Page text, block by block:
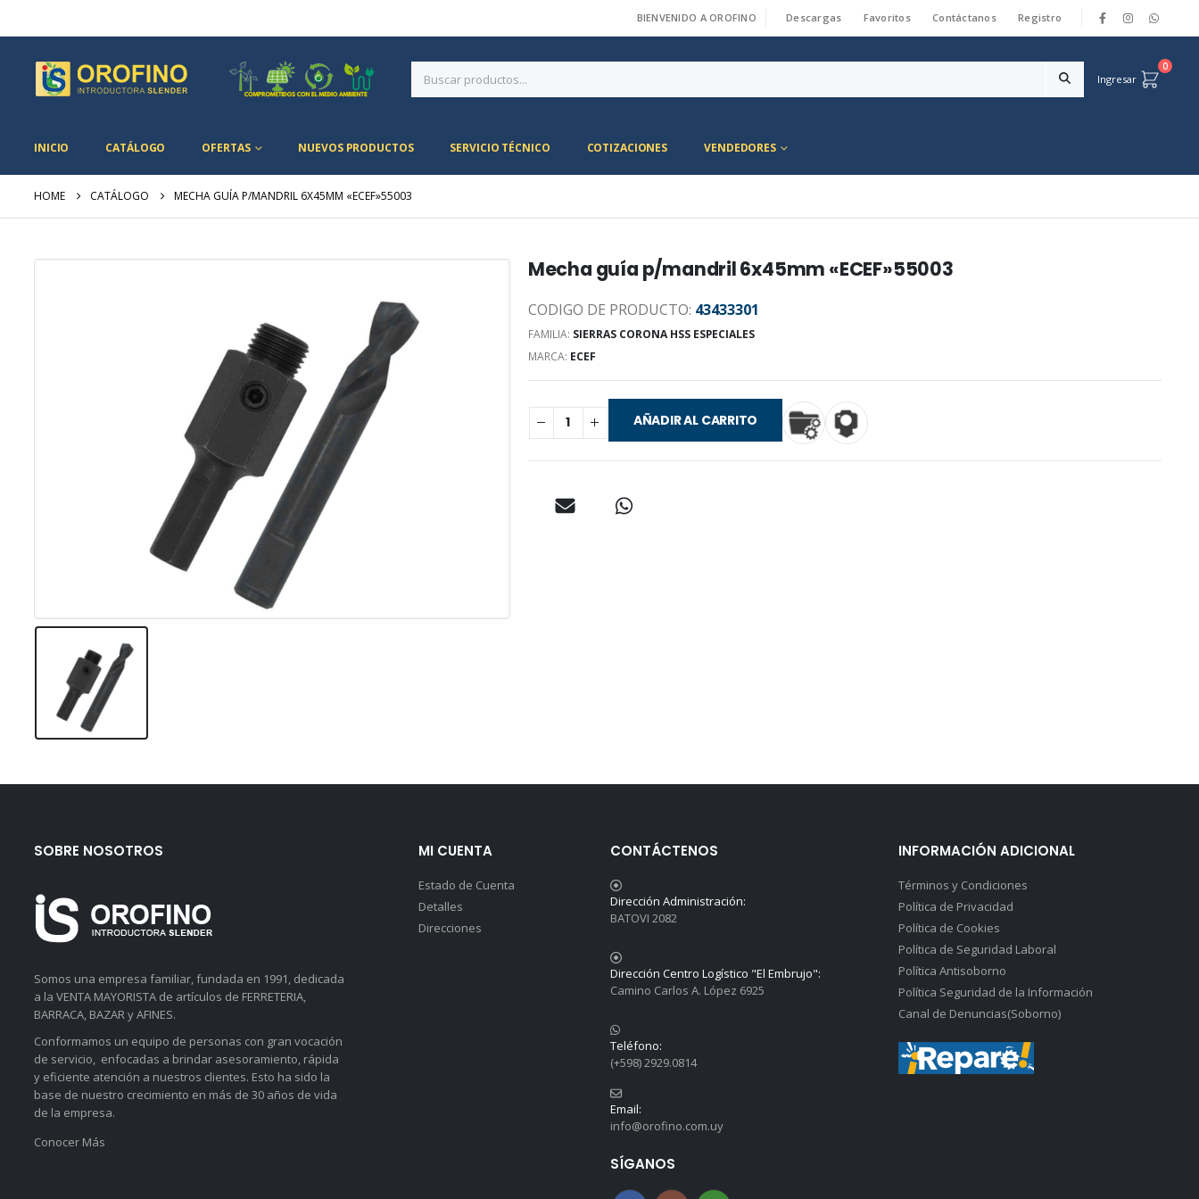
BIENVENIDO A OROFINO Descargas Favoritos Contáctanos Registro
Ingresar
0
INICIO CATÁLOGO OFERTAS NUEVOS PRODUCTOS SERVICIO TÉCNICO COTIZACIONES VENDEDORES
HOME CATÁLOGO MECHA GUÍA P/MANDRIL 6X45MM «ECEF»55003
Mecha guía p/mandril 6x45mm «ECEF»55003
CODIGO DE PRODUCTO: 43433301
FAMILIA: SIERRAS CORONA HSS ESPECIALES
MARCA: ECEF
AÑADIR AL CARRITO
SOBRE NOSOTROS
Somos una empresa familiar, fundada en 1991, dedicada
a la VENTA MAYORISTA de artículos de FERRETERIA,
BARRACA, BAZAR y AFINES.
Conformamos un equipo de personas con gran vocación
de servicio, enfocadas a brindar asesoramiento, rápida
y eficiente atención a nuestros clientes. Esto ha sido la
base de nuestro crecimiento en más de 30 años de vida
de la empresa.
Conocer Más
MI CUENTA
Estado de Cuenta
Detalles
Direcciones
CONTÁCTENOS
Dirección Administración:
BATOVI 2082
Dirección Centro Logístico "El Embrujo":
Camino Carlos A. López 6925
Teléfono:
(+598) 2929.0814
Email:
info@orofino.com.uy
SÍGANOS
INFORMACIÓN ADICIONAL
Términos y Condiciones
Política de Privacidad
Política de Cookies
Política de Seguridad Laboral
Política Antisoborno
Política Seguridad de la Información
Canal de Denuncias(Soborno)